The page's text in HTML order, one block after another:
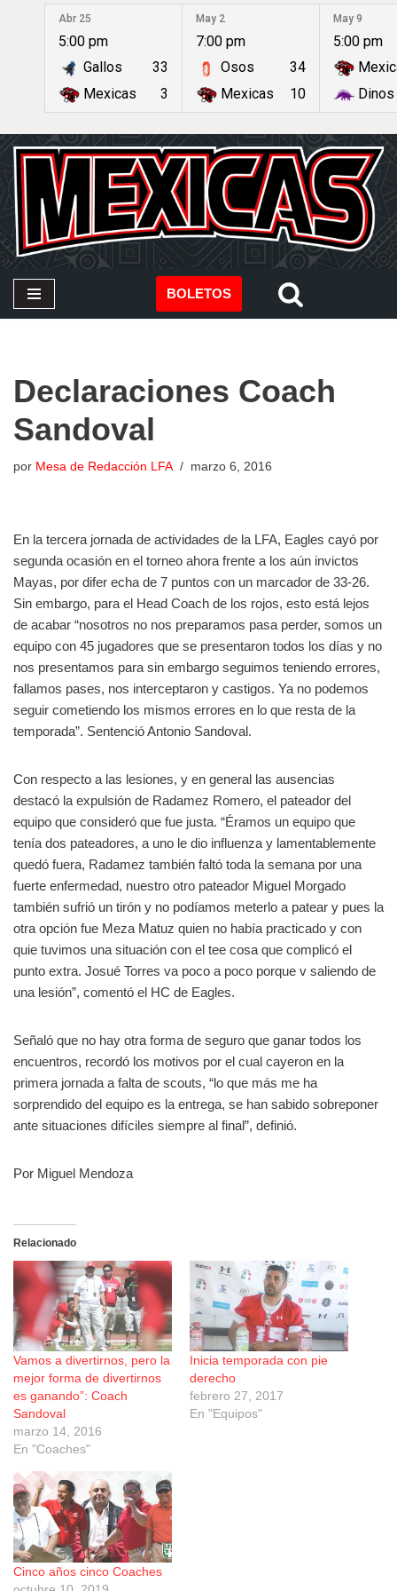
contenido
Abr 25
5:00 pm
Gallos
33
Mexicas
3
May 2
7:00 pm
Osos
34
Mexicas
10
May 9
5:00 pm
Dinos
BOLETOS
Declaraciones Coach
Sandoval
por Mesa de Redacción LFA marzo 6, 2016
En la tercera jornada de actividades de la LFA, Eagles cayó por
segunda ocasión en el torneo ahora frente a los aún invictos
Mayas, por difer echa de 7 puntos con un marcador de 33-26.
Sin embargo, para el Head Coach de los rojos, esto está lejos
de acabar “nosotros no nos preparamos pasa perder, somos un
equipo con 45 jugadores que se presentaron todos los días y no
nos presentamos para sin embargo seguimos teniendo errores,
fallamos pases, nos interceptaron y castigos. Ya no podemos
seguir cometiendo los mismos errores en lo que resta de la
temporada”. Sentenció Antonio Sandoval.
Con respecto a las lesiones, y en general las ausencias
destacó la expulsión de Radamez Romero, el pateador del
equipo que consideró que fue justa. “Éramos un equipo que
tenía dos pateadores, a uno le dio influenza y lamentablemente
quedó fuera, Radamez también faltó toda la semana por una
fuerte enfermedad, nuestro otro pateador Miguel Morgado
también sufrió un tirón y no podíamos meterlo a patear y pues la
otra opción fue Meza Matuz quien no había practicado y con
quie tuvimos una situación con el tee cosa que complicó el
punto extra. Josué Torres va poco a poco porque v saliendo de
una lesión”, comentó el HC de Eagles.
Señaló que no hay otra forma de seguro que ganar todos los
encuentros, recordó los motivos por el cual cayeron en la
primera jornada a falta de scouts, “lo que más me ha
sorprendido del equipo es la entrega, se han sabido sobreponer
ante situaciones difíciles siempre al final”, definió.
Por Miguel Mendoza
Relacionado
Vamos a divertirnos, pero la
mejor forma de divertirnos
es ganando”: Coach
Sandoval
marzo 14, 2016
En "Coaches"
Inicia temporada con pie
derecho
febrero 27, 2017
En "Equipos"
Cinco años cinco Coaches